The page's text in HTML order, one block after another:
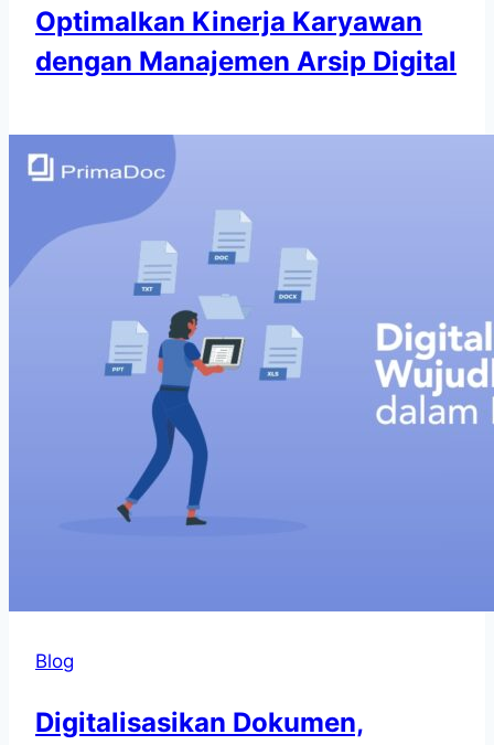
Optimalkan Kinerja Karyawan
dengan Manajemen Arsip Digital
Blog
Digitalisasikan Dokumen,